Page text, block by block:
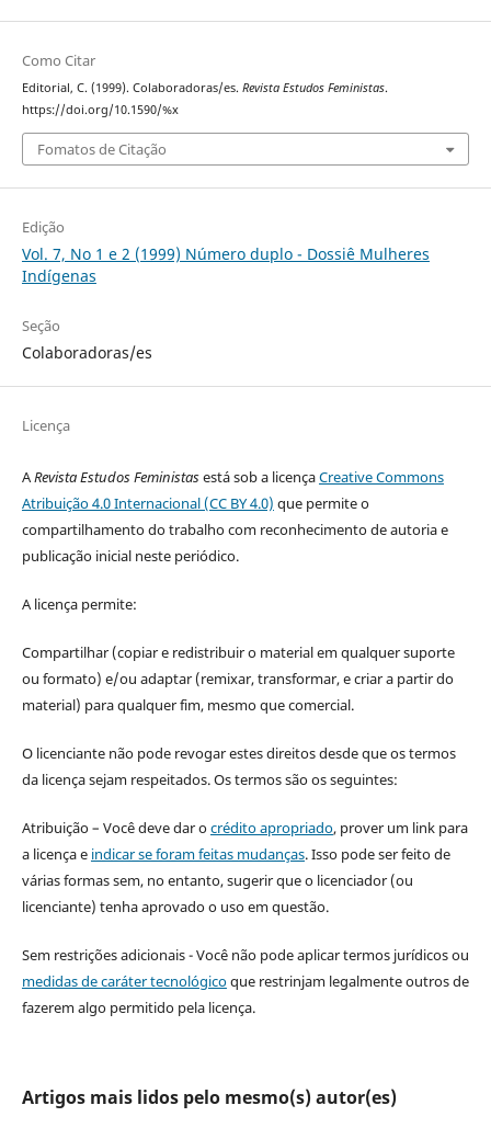
Como Citar
Editorial, C. (1999). Colaboradoras/es. Revista Estudos Feministas.
https://doi.org/10.1590/%x
Fomatos de Citação
Edição
Vol. 7, No 1 e 2 (1999) Número duplo - Dossiê Mulheres
Indígenas
Seção
Colaboradoras/es
Licença
ARevista Estudos Feministasestá sob a licençaCreative Commons
Atribuição 4.0 Internacional (CC BY 4.0) que permite o
compartilhamento do trabalho com reconhecimento de autoria e
publicação inicial neste periódico.
A licença permite:
Compartilhar (copiar e redistribuir o material em qualquer suporte
ou formato) e/ou adaptar (remixar, transformar, e criar a partir do
material) para qualquer fim, mesmo que comercial.
O licenciante não pode revogar estes direitos desde que os termos
da licença sejam respeitados. Os termos são os seguintes:
Atribuição – Você deve dar ocrédito apropriado, prover um link para
a licença e indicar se foram feitas mudanças. Isso pode ser feito de
várias formas sem, no entanto, sugerir que o licenciador (ou
licenciante) tenha aprovado o uso em questão.
Sem restrições adicionais - Você não pode aplicar termos jurídicos ou
medidas de caráter tecnológicoque restrinjam legalmente outros de
fazerem algo permitido pela licença.
Artigos mais lidos pelo mesmo(s) autor(es)